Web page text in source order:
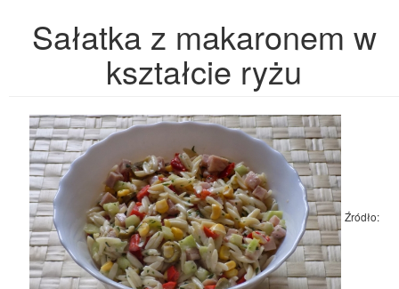
Sałatka z makaronem w
kształcie ryżu
Źródło: